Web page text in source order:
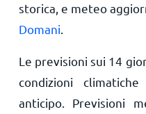
storica, e meteo
Domani
Le previsioni sui 14
condizioni
anticipo. Previsioni